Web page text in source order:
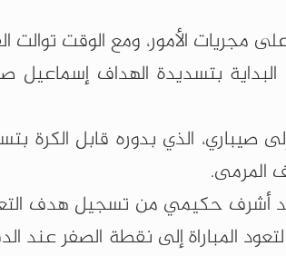
الأمور، ومع الوقت توالت
بتسديدة الهداف إسماعيل
الذي بدوره قابل الكرة
المرمى.
بعد نجاح القائد أشرف حكيمي من تسجيل هدف
المباراة إلى نقطة الصفر عند